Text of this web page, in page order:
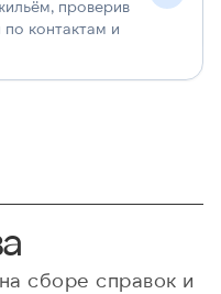
проверив
контактам и
сборе справок и